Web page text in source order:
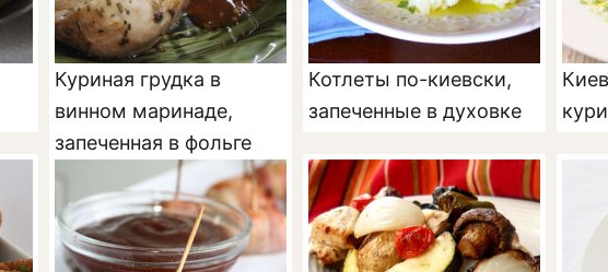
Куриная грудка в
винном маринаде,
запеченная в фольге
Котлеты по-киевски,
запеченные в духовке